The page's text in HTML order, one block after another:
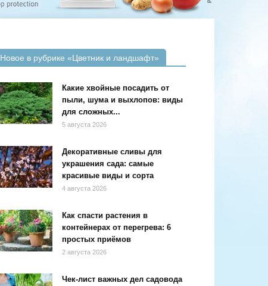
Новое в рубрике «Цветник и ландшафт»
Какие хвойные посадить от
пыли, шума и выхлопов: виды
для сложных...
5 августа 2026
Декоративные сливы для
украшения сада: самые
красивые виды и сорта
4 августа 2026
Как спасти растения в
контейнерах от перегрева: 6
простых приёмов
2 августа 2026
Чек-лист важных дел садовода